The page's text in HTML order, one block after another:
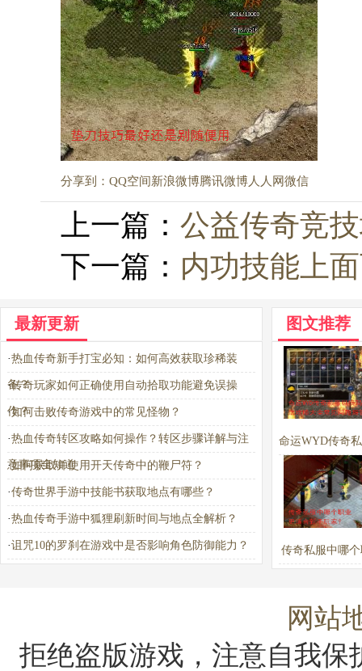
分享到： QQ空间新浪微博腾讯微博人人网微信
上一篇： 公益传奇竞
下一篇： 内功技能上
最新更新
·热血传奇新手打宝必知：如何高效获取珍稀装
备？
·传奇玩家如何正确使用自动拾取功能避免误操
作？
·如何击败传奇游戏中的常见怪物？
·热血传奇转区攻略如何操作？转区步骤详解与注
意事项全知道
·如何获取并使用开天传奇中的鞭尸符？
·传奇世界手游中技能书获取地点有哪些？
·热血传奇手游中狐狸刷新时间与地点全解析？
·诅咒10的罗刹在游戏中是否影响角色防御能力？
图文推荐
命运WYD传奇
玛法攻略大全
解答
传奇私服中哪
网站
拒绝盗版游戏，注意自我